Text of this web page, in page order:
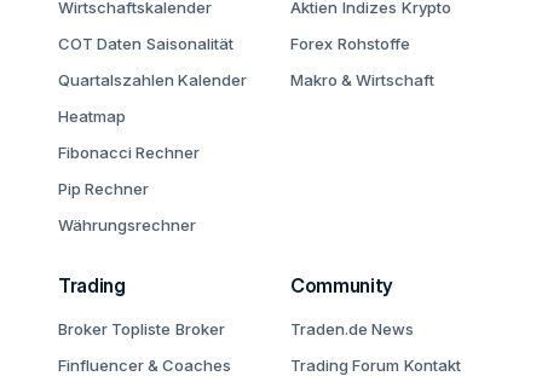
Wirtschaftskalender
COT Daten Saisonalität
Quartalszahlen Kalender
Heatmap
Fibonacci Rechner
Pip Rechner
Währungsrechner
Aktien Indizes Krypto
Forex Rohstoffe
Makro & Wirtschaft
Trading
Broker Topliste Broker
Finfluencer & Coaches
Community
Traden.de News
Trading Forum Kontakt